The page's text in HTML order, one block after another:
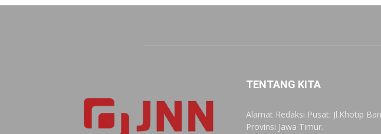
TENTANG KITA
Alamat Redaksi Pusat: Jl.Khotip
Provinsi Jawa Timur.